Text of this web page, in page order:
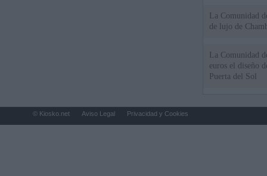
La Comunidad
de lujo de
La Comunidad
euros el diseño
Puerta del Sol
© Kiosko.net Aviso Legal Privacidad y Cookies